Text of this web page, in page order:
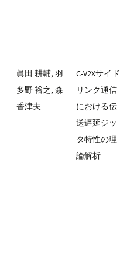
眞田 耕輔, 羽
多野 裕之, 森
香津夫
C-V2Xサイド
リンク通信
における伝
送遅延ジッ
タ特性の理
論解析